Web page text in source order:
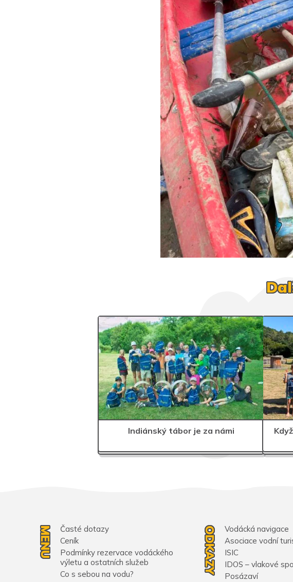
Indiánský tábor je za námi
MENU
Časté dotazy
Ceník
Podmínky rezervace vodáckého
výletu a ostatních služeb
Co s sebou na vodu?
ODKAZY
Vodácká navigace
Asociace vodní
ISIC
IDOS – vlakové
Posázaví